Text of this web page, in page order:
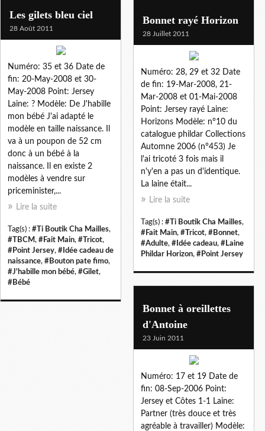
Les gilets bleu ciel
28 Août 2011
Numéro: 35 et 36 Date de
fin: 20-May-2008 et 30-
May-2008 Point: Jersey
Laine: ? Modèle: De J'habille
mon bébé J'ai adapté le
modèle en taille naissance. Il
va à un poupon de 52 cm
donc à un bébé à la
naissance. Il en existe 2
modèles à vendre sur
priceminister,...
Lire la suite
Tag(s) : #Ti Boutik Cha Mailles,
#TBCM, #Fait Main, #Tricot,
#Point Jersey, #Idée cadeau de
naissance, #Bouton pate fimo,
#J'habille mon bébé, #Gilet,
#Bébé
Bonnet rayé Horizon
28 Juillet 2011
Numéro: 28, 29 et 32 Date
de fin: 19-Mar-2008, 21-
Mar-2008 et 01-Mai-2008
Point: Jersey rayé Laine:
Horizons Modèle: n°10 du
catalogue phildar Collections
Automne 2006 (n°453) Je
l'ai tricoté 3 fois mais il
n'y'en a pas un d'identique.
La laine était...
Lire la suite
Tag(s) : #Ti Boutik Cha Mailles,
#Fait Main, #Tricot, #Bonnet,
#Adulte, #Idée cadeau, #Laine
Phildar Horizon, #Point Jersey
Bonnet à oreillettes
d'Antoine
23 Juin 2011
Numéro: 17 et 19 Date de
fin: 08-Sep-2006 Point:
Jersey et Côtes 1-1 Laine:
Partner (très douce et très
agréable à travailler) Modèle: